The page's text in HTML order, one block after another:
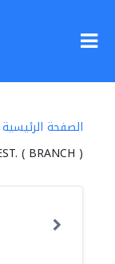
الصفحة الرئيسية
( BRANCH )